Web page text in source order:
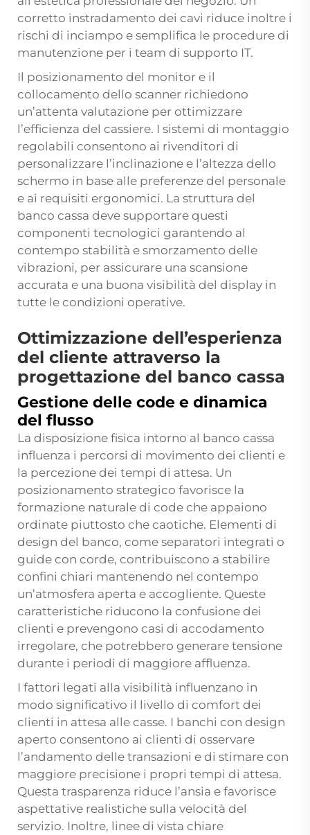
corretto instradamento dei cavi riduce inoltre i
rischi di inciampo e semplifica le procedure di
manutenzione per i team di supporto IT.
Il posizionamento del monitor e il
collocamento dello scanner richiedono
un’attenta valutazione per ottimizzare
l’efficienza del cassiere. I sistemi di montaggio
regolabili consentono ai rivenditori di
personalizzare l’inclinazione e l’altezza dello
schermo in base alle preferenze del personale
e ai requisiti ergonomici. La struttura del
banco cassa deve supportare questi
componenti tecnologici garantendo al
contempo stabilità e smorzamento delle
vibrazioni, per assicurare una scansione
accurata e una buona visibilità del display in
tutte le condizioni operative.
Ottimizzazione dell’esperienza
del cliente attraverso la
progettazione del banco cassa
Gestione delle code e dinamica
del flusso
La disposizione fisica intorno al banco cassa
influenza i percorsi di movimento dei clienti e
la percezione dei tempi di attesa. Un
posizionamento strategico favorisce la
formazione naturale di code che appaiono
ordinate piuttosto che caotiche. Elementi di
design del banco, come separatori integrati o
guide con corde, contribuiscono a stabilire
confini chiari mantenendo nel contempo
un’atmosfera aperta e accogliente. Queste
caratteristiche riducono la confusione dei
clienti e prevengono casi di accodamento
irregolare, che potrebbero generare tensione
durante i periodi di maggiore affluenza.
I fattori legati alla visibilità influenzano in
modo significativo il livello di comfort dei
clienti in attesa alle casse. I banchi con design
aperto consentono ai clienti di osservare
l’andamento delle transazioni e di stimare con
maggiore precisione i propri tempi di attesa.
Questa trasparenza riduce l’ansia e favorisce
aspettative realistiche sulla velocità del
servizio. Inoltre, linee di vista chiare